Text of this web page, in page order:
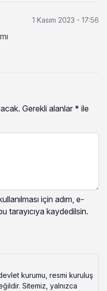
1 Kasım 2023 - 17:56
Gerekli alanlar * ile
için adım, e-
tarayıcıya kaydedilsin.
kurumu, resmi kuruluş
Sitemiz, yalnızca